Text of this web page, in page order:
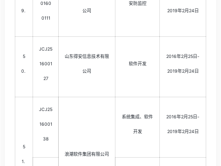
9.
0160
0111
公司
安防监控
2019年2月24日
5
0.
JCJ25
16001
27
山东得安信息技术有限
公司
软件开发
2016年2月25日-
2019年2月24日
5
1.
JCJ25
16001
38
浪潮软件集团有限公司
系统集成、软件
开发
2016年2月25日-
2019年2月24日